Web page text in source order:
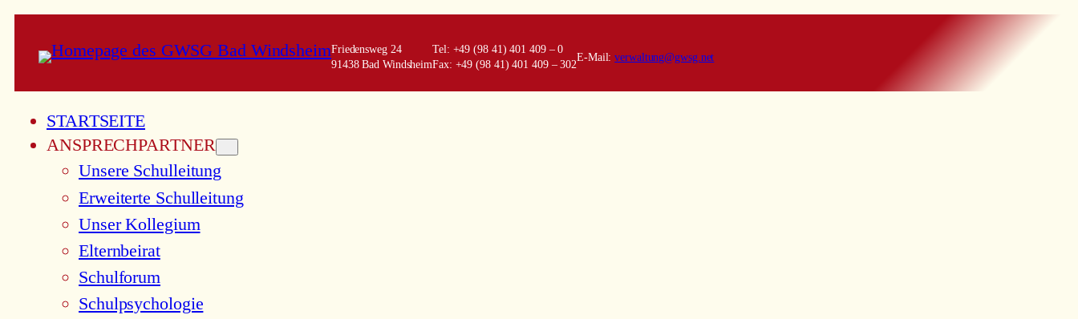
Zum
springen
Friedensweg 24
91438 Bad Windsheim
Tel: +49 (98 41) 401 409 – 0
Fax: +49 (98 41) 401 409 – 302
E-Mail:verwaltung@gwsg.net
STARTSEITE
ANSPRECHPARTNER
Unsere Schulleitung
Erweiterte Schulleitung
Unser Kollegium
Elternbeirat
Schulforum
Schulpsychologie